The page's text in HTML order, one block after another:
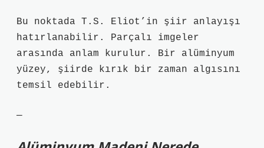
Bu noktada T.S. Eliot’in şiir anlayışı
hatırlanabilir. Parçalı imgeler
arasında anlam kurulur. Bir alüminyum
yüzey, şiirde kırık bir zaman algısını
temsil edebilir.
—